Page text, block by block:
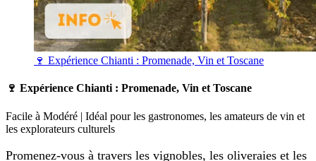
🍷 Expérience Chianti : Promenade, Vin et Toscane
🍷 Expérience Chianti : Promenade, Vin et Toscane
Facile à Modéré | Idéal pour les gastronomes, les amateurs de vin et
les explorateurs culturels
Promenez-vous à travers les vignobles, les oliveraies et les